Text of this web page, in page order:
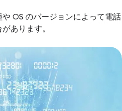
OS のバージョンによって電話
あります。